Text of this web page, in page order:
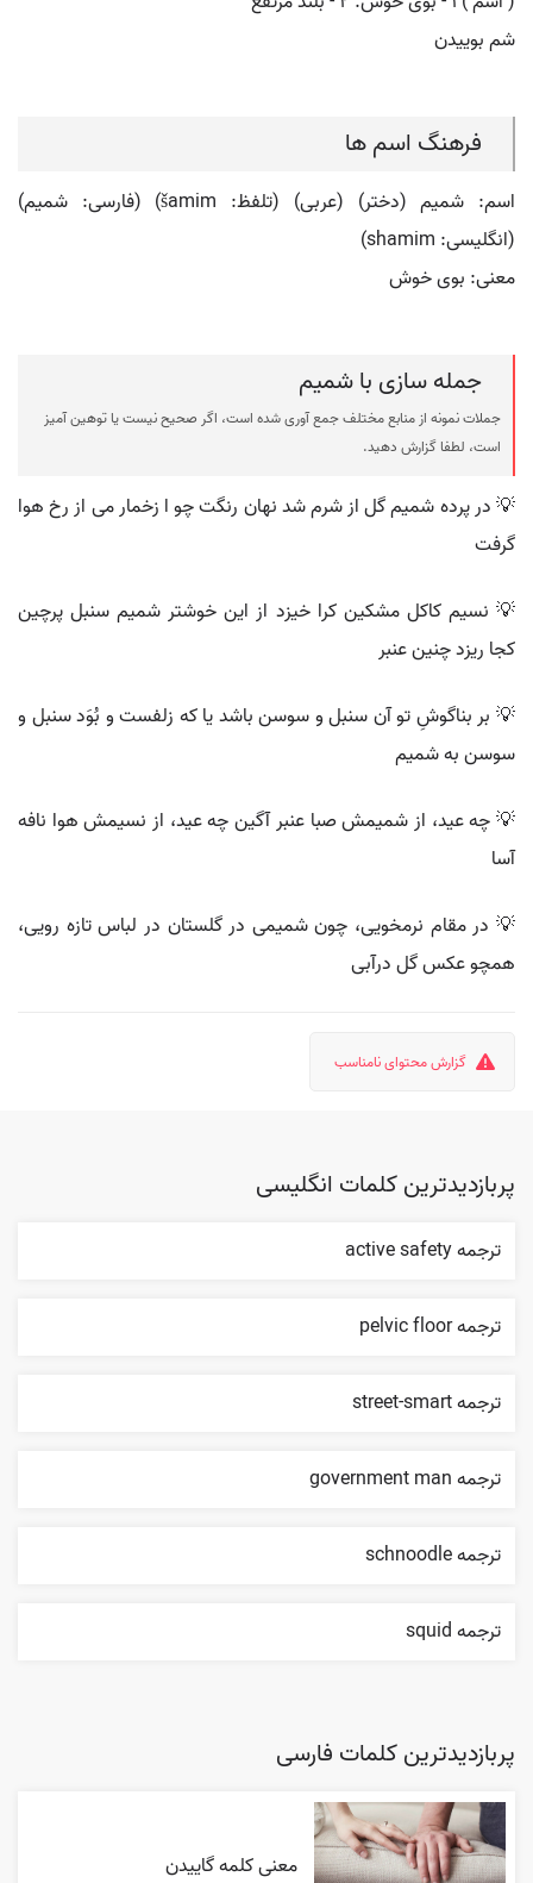
شم بوییدن
فرهنگ اسم ها
اسم: شمیم (دختر) (عربی) (تلفظ: šamim) (فارسی: شميم)
(انگلیسی: shamim)
معنی: بوی خوش
جمله سازی با شمیم
جملات نمونه از منابع مختلف جمع آوری شده است، اگر صحیح نیست یا توهین آمیز
است، لطفا گزارش دهید.
💡 در پرده شمیم گل از شرم شد نهان رنگت چو ا زخمار می از رخ هوا
گرفت
💡 نسیم کاکل مشکین کرا خیزد از این خوشتر شمیم سنبل پرچین
کجا ریزد چنین عنبر
💡 بر بناگوشِ تو آن سنبل و سوسن باشد یا که زلفست و بُوَد سنبل و
سوسن به شمیم
💡 چه عید، از شمیمش صبا عنبر آگین چه عید، از نسیمش هوا نافه
آسا
💡 در مقام نرمخویی، چون شمیمی در گلستان در لباس تازه رویی،
همچو عکس گل درآبی
گزارش محتوای نامناسب
پربازدیدترین کلمات انگلیسی
ترجمه active safety
ترجمه pelvic floor
ترجمه street-smart
ترجمه government man
ترجمه schnoodle
ترجمه squid
پربازدیدترین کلمات فارسی
معنی کلمه گاییدن